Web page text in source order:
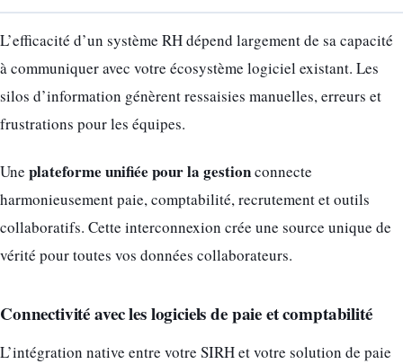
L’efficacité d’un système RH dépend largement de sa capacité
à communiquer avec votre écosystème logiciel existant. Les
silos d’information génèrent ressaisies manuelles, erreurs et
frustrations pour les équipes.
Une plateforme unifiée pour la gestionconnecte
harmonieusement paie, comptabilité, recrutement et outils
collaboratifs. Cette interconnexion crée une source unique de
vérité pour toutes vos données collaborateurs.
Connectivité avec les logiciels de paie et comptabilité
L’intégration native entre votre SIRH et votre solution de paie